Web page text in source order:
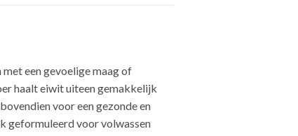
een gevoelige maag of
haalt eiwit uiteen gemakkelijk
voor een gezonde en
geformuleerd voor volwassen